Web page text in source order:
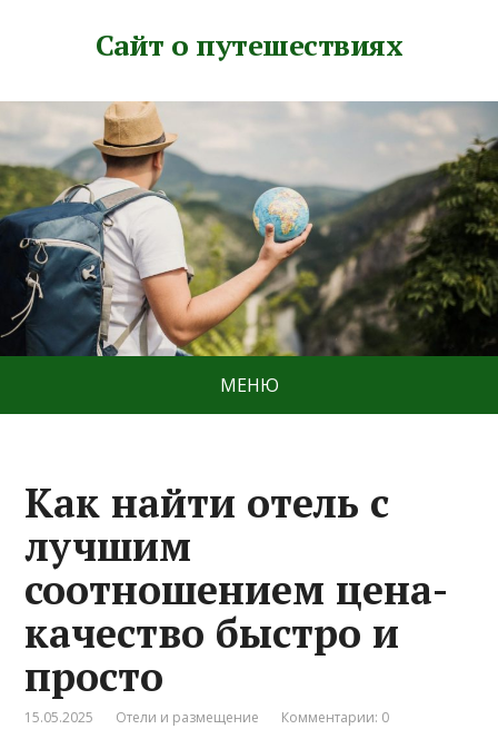
Сайт о путешествиях
МЕНЮ
Как найти отель с
лучшим
соотношением цена-
качество быстро и
просто
15.05.2025 Отели и размещение Комментарии: 0